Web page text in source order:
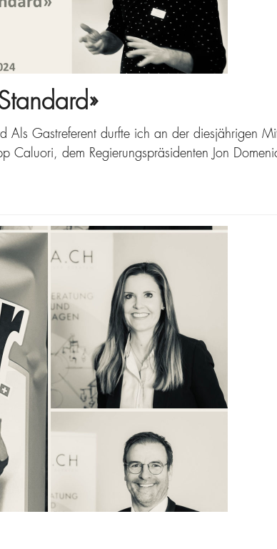
Als Gastreferent durfte ich an der diesjährigen
Caluori, dem Regierungspräsidenten Jon